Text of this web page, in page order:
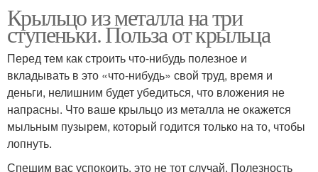
Крыльцо из металла на три
ступеньки. Польза от крыльца
Перед тем как строить что-нибудь полезное и
вкладывать в это «что-нибудь» свой труд, время и
деньги, нелишним будет убедиться, что вложения не
напрасны. Что ваше крыльцо из металла не окажется
мыльным пузырем, который годится только на то, чтобы
лопнуть.
Спешим вас успокоить, это не тот случай. Полезность